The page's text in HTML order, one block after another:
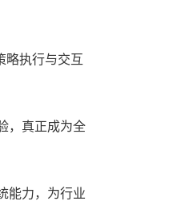
略执行与交互
，真正成为全
能力，为行业